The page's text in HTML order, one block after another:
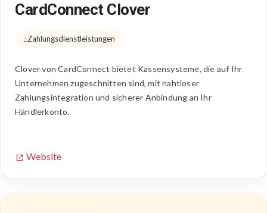
CardConnect Clover
Zahlungsdienstleistungen
Clover von CardConnect bietet Kassensysteme, die auf Ihr
Unternehmen zugeschnitten sind, mit nahtloser
Zahlungsintegration und sicherer Anbindung an Ihr
Händlerkonto.
Website